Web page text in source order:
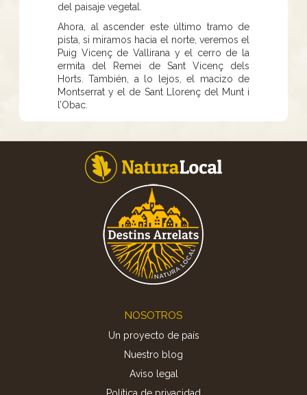
del paisaje vegetal.
Ahora, al ascender este último tramo de
pista, si miramos hacia el norte, veremos el
Puig Vicenç de Vallirana y el cerro de la
ermita del Remei de Sant Vicenç dels
Horts. También, a lo lejos, el macizo de
Montserrat y el de Sant Llorenç del Munt i
l’Obac.
NOSOTROS
Un proyecto de país
Nuestro blog
Aviso legal
Política de privacidad